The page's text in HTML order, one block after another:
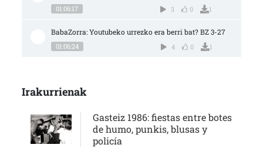
01:06:17 3 0 1
BabaZorra: Youtubeko urrezko era berri bat? BZ 3-27
01:06:24 4 0 1
Irakurrienak
Gasteiz 1986: fiestas entre botes
de humo, punkis, blusas y
policía